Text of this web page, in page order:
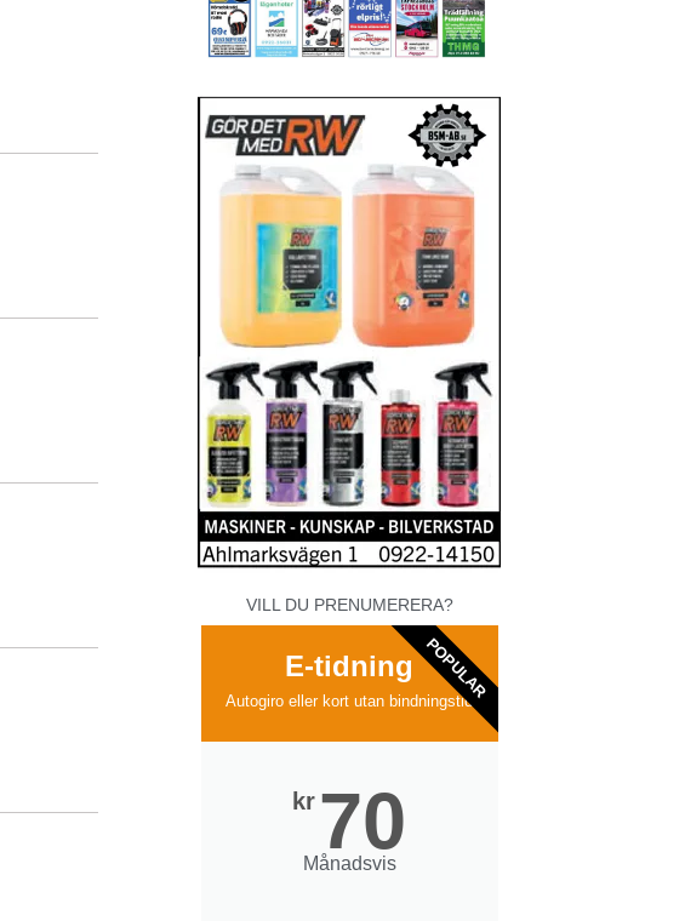
VILL DU PRENUMERERA?
E-tidning
Autogiro eller kort utan bindningstid
kr 70
Månadsvis
POPULAR